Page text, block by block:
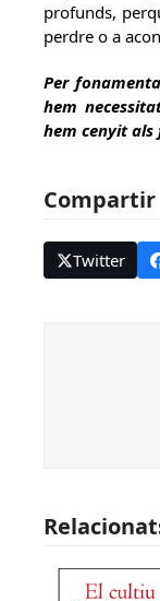
profunds,
perdre o a
Per
hem
hem cenyit als
Compartir
Twitter